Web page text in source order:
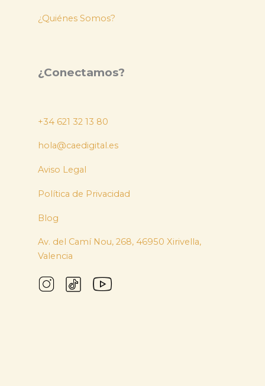
¿Quiénes Somos?
¿Conectamos?
+34 621 32 13 80
hola@caedigital.es
Aviso Legal
Política de Privacidad
Blog
Av. del Camí Nou, 268, 46950 Xirivella,
Valencia